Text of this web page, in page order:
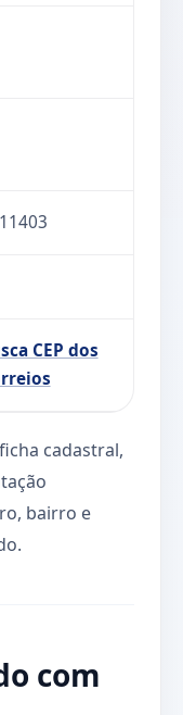
CEP dos
cadastral,
bairro e
com